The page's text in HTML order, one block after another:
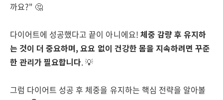
까요?" 🤔
다이어트에 성공했다고 끝이 아니에요! 체중 감량 후 유지하
는 것이 더 중요하며, 요요 없이 건강한 몸을 지속하려면 꾸준
한 관리가 필요합니다. 💡
그럼 다이어트 성공 후 체중을 유지하는 핵심 전략을 알아볼